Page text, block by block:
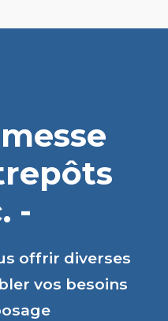
-
offrir diverses
vos besoins